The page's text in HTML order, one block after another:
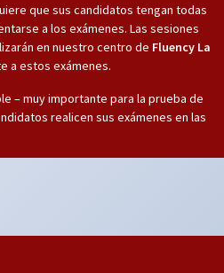
que sus candidatos tengan todas
a los exámenes. Las sesiones
en nuestro centro de Fluency La
a estos exámenes.
– muy importante para la prueba de
realicen sus exámenes en las